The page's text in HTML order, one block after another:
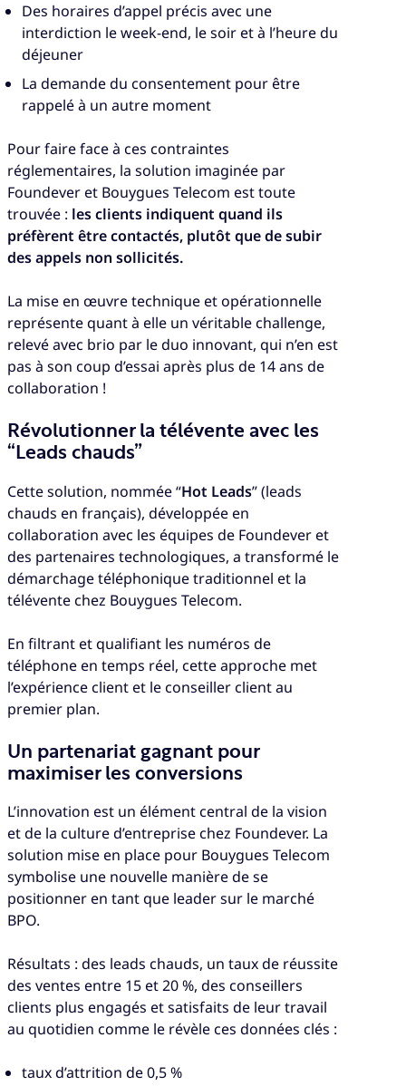
Des horaires d’appel précis avec une
interdiction le week-end, le soir et à l’heure du
déjeuner
La demande du consentement pour être
rappelé à un autre moment
Pour faire face à ces contraintes
réglementaires, la solution imaginée par
Foundever et Bouygues Telecom est toute
trouvée : les clients indiquent quand ils
préfèrent être contactés, plutôt que de subir
des appels non sollicités.
La mise en œuvre technique et opérationnelle
représente quant à elle un véritable challenge,
relevé avec brio par le duo innovant, qui n’en est
pas à son coup d’essai après plus de 14 ans de
collaboration !
Révolutionner la télévente avec les
“Leads chauds”
Cette solution, nommée “Hot Leads” (leads
chauds en français), développée en
collaboration avec les équipes de Foundever et
des partenaires technologiques, a transformé le
démarchage téléphonique traditionnel et la
télévente chez Bouygues Telecom.
En filtrant et qualifiant les numéros de
téléphone en temps réel, cette approche met
l’expérience client et le conseiller client au
premier plan.
Un partenariat gagnant pour
maximiser les conversions
L’innovation est un élément central de la vision
et de la culture d’entreprise chez Foundever. La
solution mise en place pour Bouygues Telecom
symbolise une nouvelle manière de se
positionner en tant que leader sur le marché
BPO.
Résultats : des leads chauds, un taux de réussite
des ventes entre 15 et 20 %, des conseillers
clients plus engagés et satisfaits de leur travail
au quotidien comme le révèle ces données clés :
taux d’attrition de 0,5 %